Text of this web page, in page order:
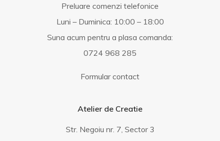
Preluare comenzi telefonice
Luni – Duminica: 10:00 – 18:00
Suna acum pentru a plasa comanda:
0724 968 285
Formular contact
Atelier de Creatie
Str. Negoiu nr. 7, Sector 3